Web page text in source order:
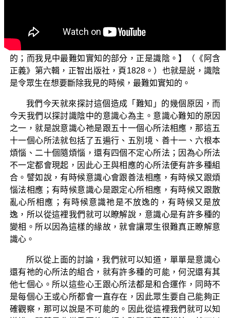
的開示：【我見的斷除，要從名色的如實了知，方有成功
的機會；若不如實了知名色的內容，絕無可能斷除我見
的；而我見中最難如實知的部分，正是識陰。】（《阿含
正義》第六輯，正智出版社，頁1828。）也就是説，識陰
是令眾生在想要斷除我見的時候，最難如實知的。
我們今天就來探討這個造成「難知」的幾個原因，而
今天我們以探討識陰中的意識心為主。意識心難知的原因
之一，就是說意識心祂是跟五十一個心所法相應，那這五
十一個心所法就包括了五遍行、五別境、善十一、六根本
煩惱、二十個隨煩惱，還有四個不定心所法；因為心所法
不一定都會現起，因此心王與相應的心所法便有許多種組
合。譬如說，有時候意識心會跟善法相應，有時候又跟煩
惱法相應；有時候意識心是跟定心所相應，有時候又跟散
亂心所相應；有時候意識祂是不放逸的，有時候又是放
逸，所以從這裡我們就可以瞭解說，意識心是有許多種的
變相。所以因為這樣的緣故，就會讓眾生很難真正瞭解意
識心。
所以從上面的討論，我們就可以知道，單單是意識心
還有祂的心所法的組合，就有許多種的可能，何況還有其
他七個心。所以這些心王跟心所法都是和合運作，同時不
是每個心王或心所都會一直存在，因此眾生要自己能夠正
確觀察，那可以說是不可能的。因此從這裡我們就可以知